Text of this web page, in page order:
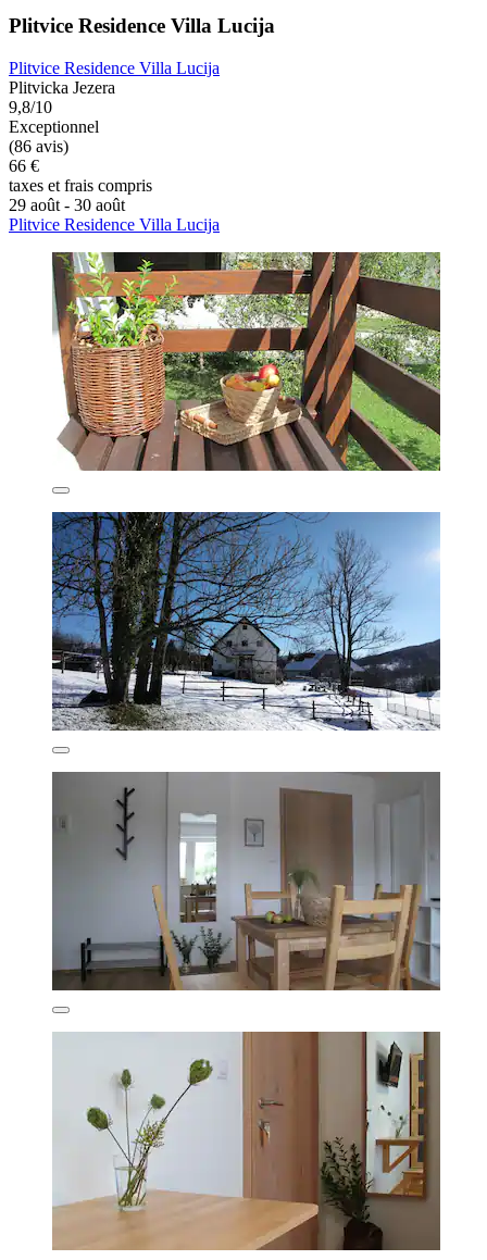
Plitvice Residence Villa Lucija
Plitvice Residence Villa Lucija
Plitvicka Jezera
9,8/10
Exceptionnel
(86 avis)
66 €
taxes et frais compris
29 août - 30 août
Plitvice Residence Villa Lucija